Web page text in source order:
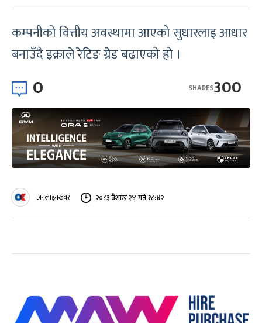
कम्पनीको वित्तीय अवस्थामा आएको सुधारलाइ आधार
बनाउँदै इक्राले रेटिङ ग्रेड बढाएको हो ।
0 300
SHARES
अनलाइनखबर २०८३ वैशाख २४ गते १८:४२